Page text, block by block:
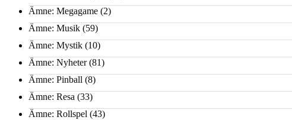
Ämne: Megagame (2)
Ämne: Musik (59)
Ämne: Mystik (10)
Ämne: Nyheter(81)
Ämne: Pinball (8)
Ämne: Resa (33)
Ämne: Rollspel (43)